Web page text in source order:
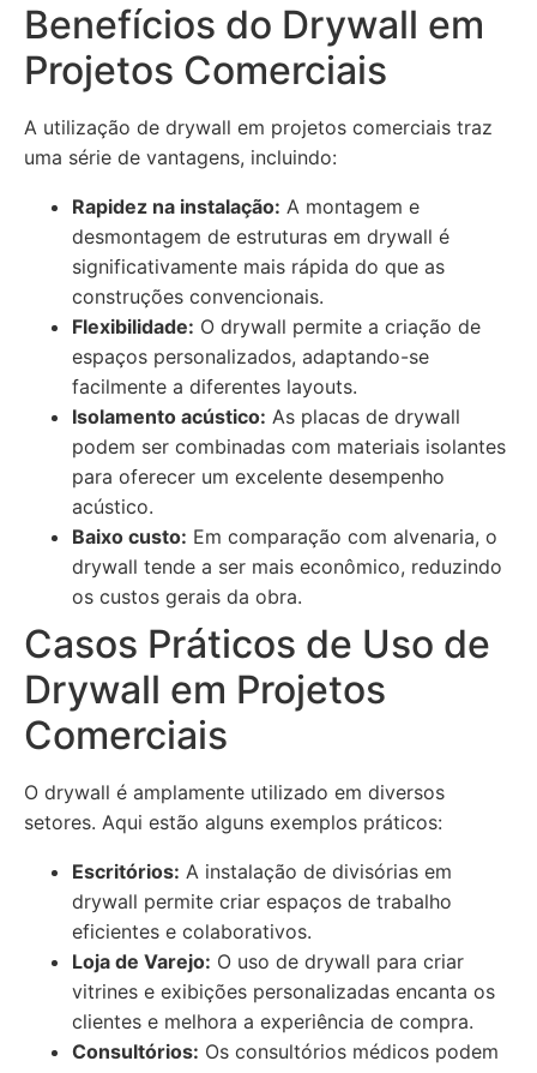
Benefícios do Drywall em
Projetos Comerciais
A utilização de drywall em projetos comerciais traz
uma série de vantagens, incluindo:
Rapidez na instalação: A montagem e
desmontagem de estruturas em drywall é
significativamente mais rápida do que as
construções convencionais.
Flexibilidade: O drywall permite a criação de
espaços personalizados, adaptando-se
facilmente a diferentes layouts.
Isolamento acústico: As placas de drywall
podem ser combinadas com materiais isolantes
para oferecer um excelente desempenho
acústico.
Baixo custo: Em comparação com alvenaria, o
drywall tende a ser mais econômico, reduzindo
os custos gerais da obra.
Casos Práticos de Uso de
Drywall em Projetos
Comerciais
O drywall é amplamente utilizado em diversos
setores. Aqui estão alguns exemplos práticos:
Escritórios: A instalação de divisórias em
drywall permite criar espaços de trabalho
eficientes e colaborativos.
Loja de Varejo: O uso de drywall para criar
vitrines e exibições personalizadas encanta os
clientes e melhora a experiência de compra.
Consultórios: Os consultórios médicos podem